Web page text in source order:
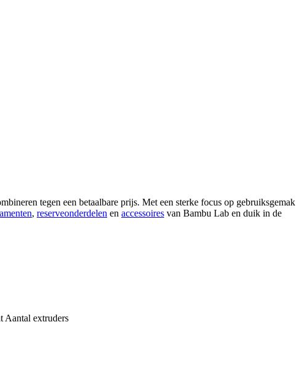
tegen een betaalbare prijs. Met een sterke focus op gebruiksgemak
, reserveonderdelen en accessoires van Bambu Lab en duik in de
Aantal extruders